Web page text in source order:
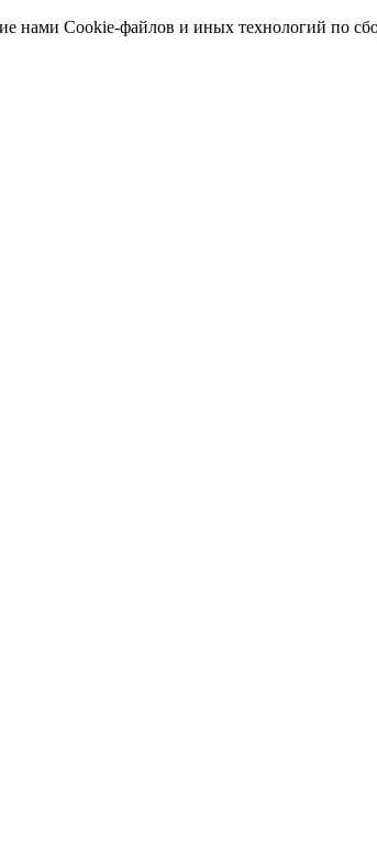
нами Cookie-файлов и иных технологий по